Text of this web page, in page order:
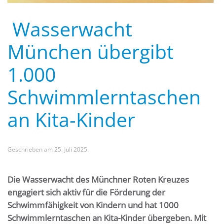
Wasserwacht
München übergibt
1.000
Schwimmlerntaschen
an Kita-Kinder
Geschrieben am 25. Juli 2025.
Die Wasserwacht des Münchner Roten Kreuzes
engagiert sich aktiv für die Förderung der
Schwimmfähigkeit von Kindern und hat 1000
Schwimmlerntaschen an Kita-Kinder übergeben. Mit